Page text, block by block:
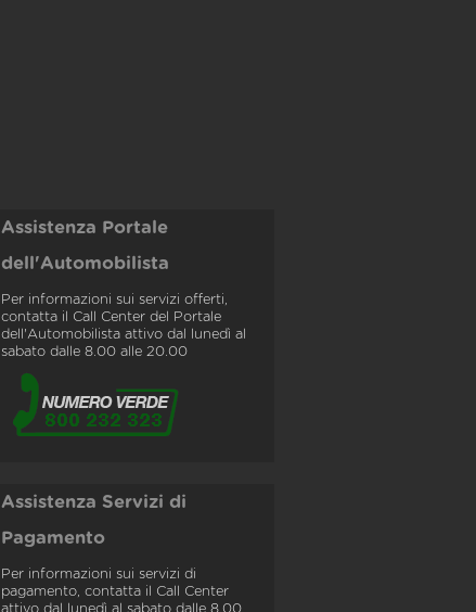
Assistenza Portale
dell'Automobilista
Per informazioni sui servizi offerti,
contatta il Call Center del Portale
dell'Automobilista attivo dal lunedì al
sabato dalle 8.00 alle 20.00
Assistenza Servizi di
Pagamento
Per informazioni sui servizi di
pagamento, contatta il Call Center